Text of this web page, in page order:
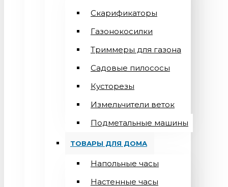
Скарификаторы
Газонокосилки
Триммеры для газона
Садовые пилососы
Кусторезы
Измельчители веток
Подметальные машины
ТОВАРЫ ДЛЯ ДОМА
Напольные часы
Настенные часы